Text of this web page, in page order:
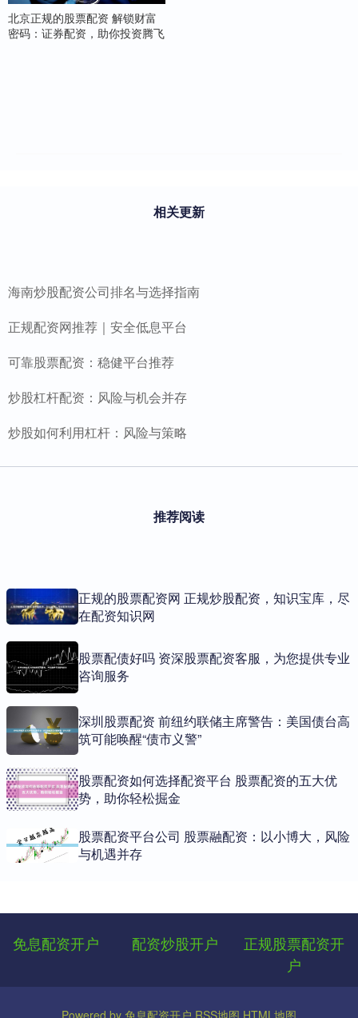
北京正规的股票配资 解锁财富
密码：证券配资，助你投资腾飞
相关更新
海南炒股配资公司排名与选择指南
正规配资网推荐｜安全低息平台
可靠股票配资：稳健平台推荐
炒股杠杆配资：风险与机会并存
炒股如何利用杠杆：风险与策略
推荐阅读
正规的股票配资网 正规炒股配资，知识宝库，尽
在配资知识网
股票配债好吗 资深股票配资客服，为您提供专业
咨询服务
深圳股票配资 前纽约联储主席警告：美国债台高
筑可能唤醒“债市义警”
股票配资如何选择配资平台 股票配资的五大优
势，助你轻松掘金
股票配资平台公司 股票融配资：以小博大，风险
与机遇并存
免息配资开户 配资炒股开户
正规股票配资开
户
Powered by 免息配资开户 RSS地图 HTML地图